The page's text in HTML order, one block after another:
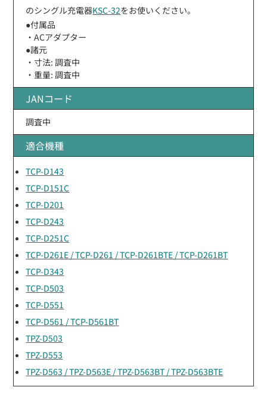
のシングル充電器KSC-32をお使いください。
●付属品
・ACアダプター
●諸元
・寸法: 調査中
・重量: 調査中
JANコード
調査中
適合機種
TCP-D143
TCP-D151C
TCP-D201
TCP-D243
TCP-D251C
TCP-D261E / TCP-D261 / TCP-D261BTE / TCP-D261BT
TCP-D343
TCP-D503
TCP-D551
TCP-D561 / TCP-D561BT
TPZ-D503
TPZ-D553
TPZ-D563 / TPZ-D563E / TPZ-D563BT / TPZ-D563BTE